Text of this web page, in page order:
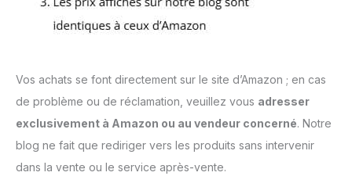
Vos achats se font directement sur le site d’Amazon ; en cas
de problème ou de réclamation, veuillez vous adresser
exclusivement à Amazon ou au vendeur concerné. Notre
blog ne fait que rediriger vers les produits sans intervenir
dans la vente ou le service après-vente.